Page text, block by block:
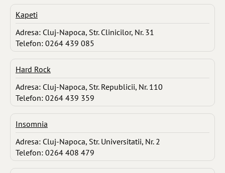
Kapeti
Adresa: Cluj-Napoca, Str. Clinicilor, Nr. 31
Telefon: 0264 439 085
Hard Rock
Adresa: Cluj-Napoca, Str. Republicii, Nr. 110
Telefon: 0264 439 359
Insomnia
Adresa: Cluj-Napoca, Str. Universitatii, Nr. 2
Telefon: 0264 408 479